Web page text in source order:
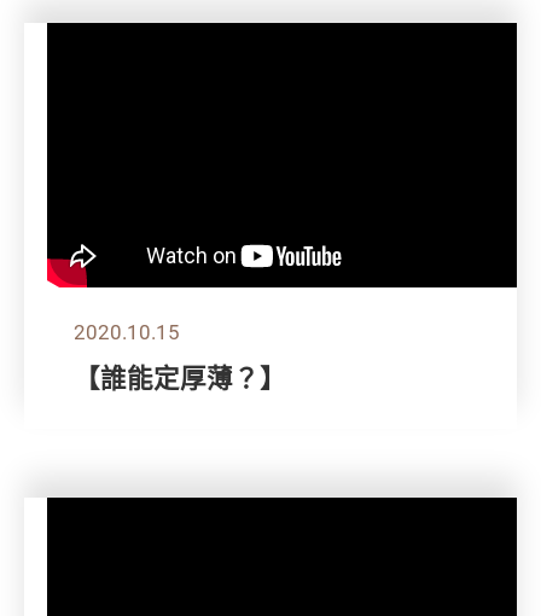
2020.10.15
【誰能定厚薄？】